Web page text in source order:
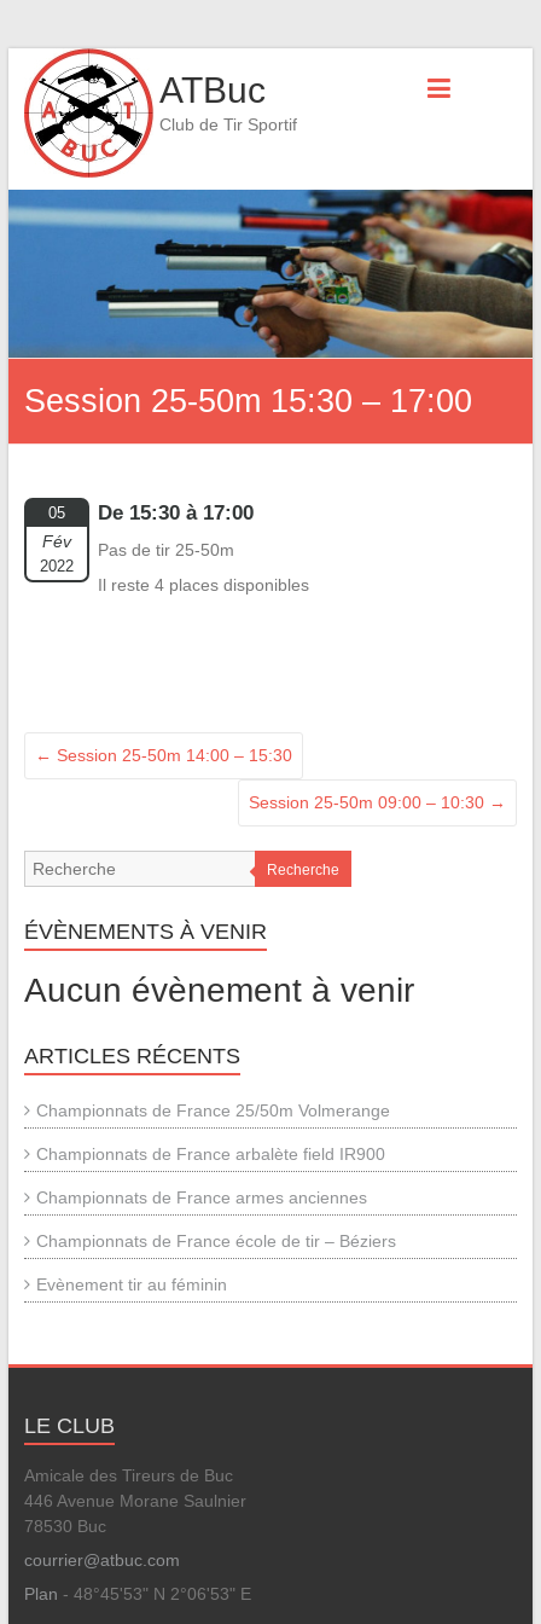
content
ATBuc
Club de Tir Sportif
Session 25-50m 15:30 – 17:00
05
Fév
2022
De 15:30 à 17:00
Pas de tir 25-50m
Il reste 4 places disponibles
← Session 25-50m 14:00 – 15:30
Session 25-50m 09:00 – 10:30 →
Recherche
ÉVÈNEMENTS À VENIR
Aucun évènement à venir
ARTICLES RÉCENTS
Championnats de France 25/50m Volmerange
Championnats de France arbalète field IR900
Championnats de France armes anciennes
Championnats de France école de tir – Béziers
Evènement tir au féminin
LE CLUB
Amicale des Tireurs de Buc
446 Avenue Morane Saulnier
78530 Buc
courrier@atbuc.com
Plan - 48°45'53" N 2°06'53" E